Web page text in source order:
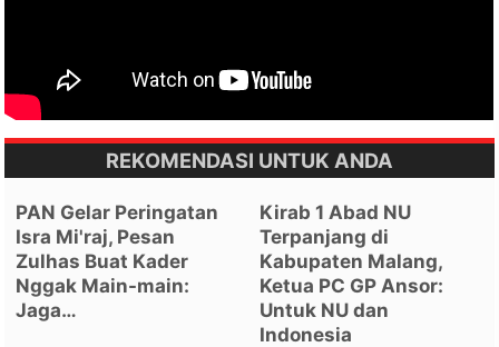
REKOMENDASI UNTUK ANDA
PAN Gelar Peringatan
Isra Mi'raj, Pesan
Zulhas Buat Kader
Nggak Main-main:
Jaga…
Kirab 1 Abad NU
Terpanjang di
Kabupaten Malang,
Ketua PC GP Ansor:
Untuk NU dan
Indonesia